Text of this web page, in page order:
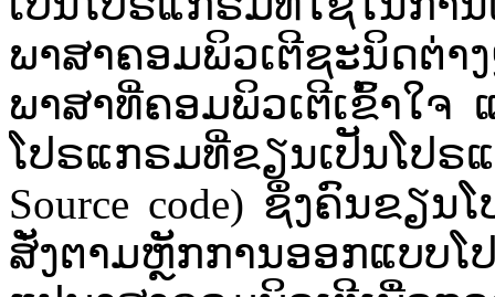
ພາສາ​ຄອມພິວເຕີ​ຊະນິດ​ຕ່
ພາສາ​ທີ່​ຄອມພິວເຕີ​ເຂົ້າໃຈ​
ໂປຣ​ແກຣມ​ທີ່​ຂຽນ​ເປັນ​ໂ
Source code) ຊຶ່ງ​ຄົນຂຽນ
ສັ່ງ​ຕາມ​ຫຼັກ​ການ​ອອກ​ແບບ​ໂ